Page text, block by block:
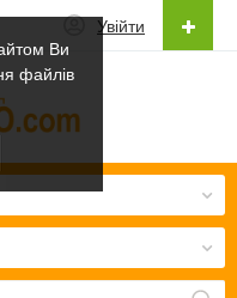
Ви
файлів
Увійти